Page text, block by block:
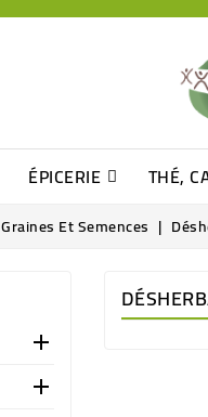
ÉPICERIE THÉ,
Graines Et Semences

